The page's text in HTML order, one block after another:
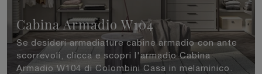
Cabina Armadio W104
Se desideri armadiature cabine armadio con ante
scorrevoli, clicca e scopri l'armadio Cabina
Armadio W104 di Colombini Casa in melaminico.